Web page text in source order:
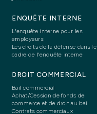
ENQUÊTE INTERNE
L'enquête interne pour les
employeurs
Les droits de la défense dans le
cadre de l'enquête interne
DROIT COMMERCIAL
Bail commercial
Achat/Cession de fonds de
commerce et de droit au bail
Contrats commerciaux